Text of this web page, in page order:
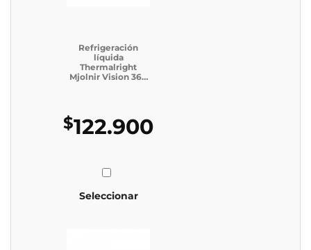
Refrigeración
líquida
Thermalright
Mjolnir Vision 360
$122.900
Seleccionar